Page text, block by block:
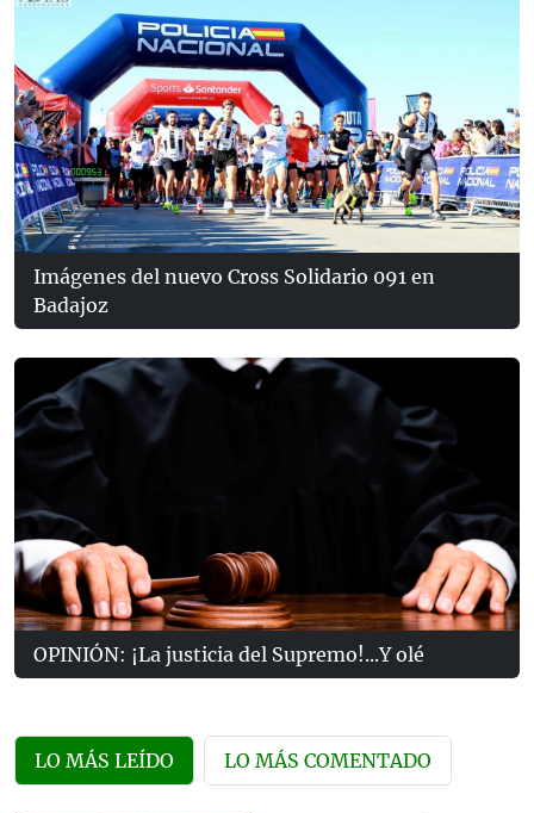
Imágenes del nuevo Cross Solidario 091 en
Badajoz
OPINIÓN: ¡La justicia del Supremo!...Y olé
LO MÁS LEÍDO LO MÁS COMENTADO